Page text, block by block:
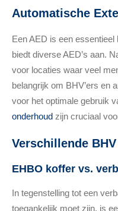
Automatische
Een AED is een essentieel
biedt diverse AED’s aan.
voor locaties waar veel
belangrijk om BHV’ers en
voor het optimale gebruik
onderhoud zijn cruciaal
Verschillende
EHBO koffer vs.
In tegenstelling tot een
toegankelijk moet zijn, is